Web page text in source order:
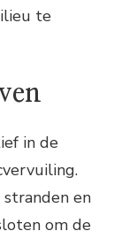
te
in de
en
om de